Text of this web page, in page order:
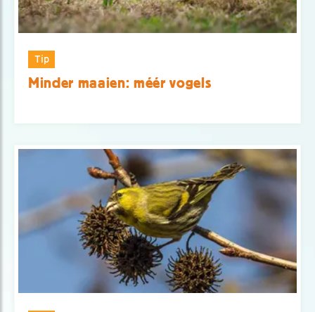
Tip
Minder maaien: méér vogels